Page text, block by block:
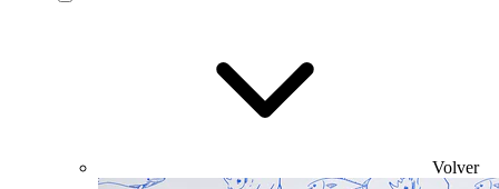
Volver